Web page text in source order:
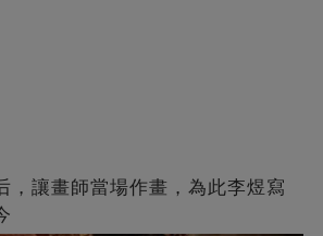
，讓畫師當場作畫，為此李煜寫